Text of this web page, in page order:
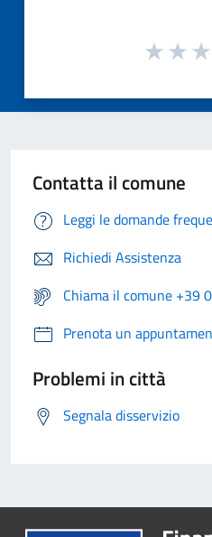
Contatta il comune
Leggi le domande
Richiedi Assistenza
Chiama il comune +39
Prenota un
Problemi in città
Segnala disservizio